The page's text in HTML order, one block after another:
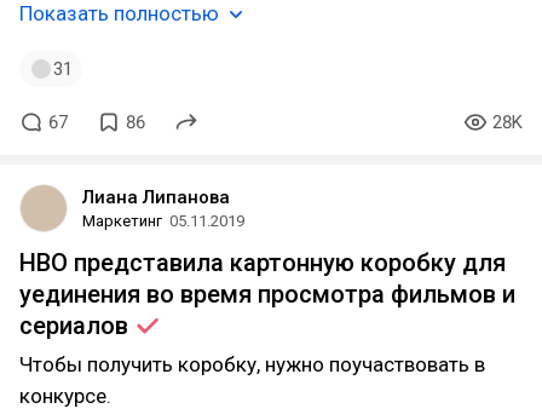
Показать полностью
31
67 86 28K
Лиана Липанова
Маркетинг 05.11.2019
HBO представила картонную коробку для
уединения во время просмотра фильмов и
сериалов
Чтобы получить коробку, нужно поучаствовать в
конкурсе.